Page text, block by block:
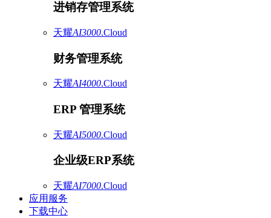
进销存管理系统
天耀AI3000.Cloud
财务管理系统
天耀AI4000.Cloud
ERP 管理系统
天耀AI5000.Cloud
企业级ERP系统
天耀AI7000.Cloud
应用服务
下载中心